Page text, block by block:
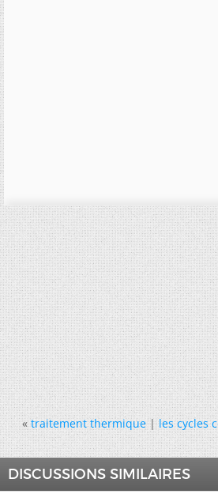
« traitement thermique|les cycles
DISCUSSIONS SIMILAIRES